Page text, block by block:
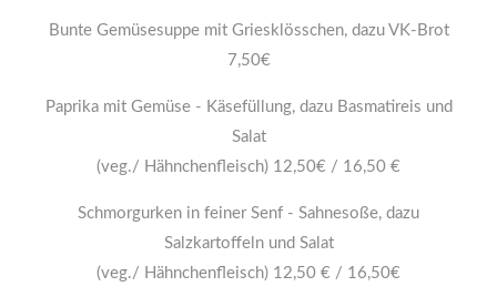
Bunte Gemüsesuppe mit Griesklösschen, dazu VK-Brot
7,50€
Paprika mit Gemüse - Käsefüllung, dazu Basmatireis und
Salat
(veg./ Hähnchenfleisch) 12,50€ / 16,50 €
Schmorgurken in feiner Senf - Sahnesoße, dazu
Salzkartoffeln und Salat
(veg./ Hähnchenfleisch) 12,50 € / 16,50€